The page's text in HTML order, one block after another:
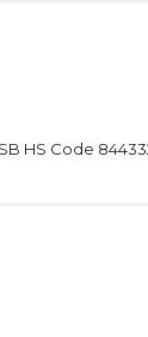
HS Code